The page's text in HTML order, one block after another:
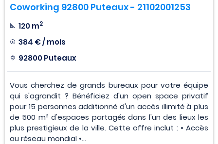
Coworking 92800 Puteaux - 21102001253
120 m2
384 € / mois
92800 Puteaux
Vous cherchez de grands bureaux pour votre équipe
qui s'agrandit ? Bénéficiez d'un open space privatif
pour 15 personnes additionné d'un accès illimité à plus
de 500 m² d'espaces partagés dans l'un des lieux les
plus prestigieux de la ville. Cette offre inclut : • Accès
au réseau mondial •...